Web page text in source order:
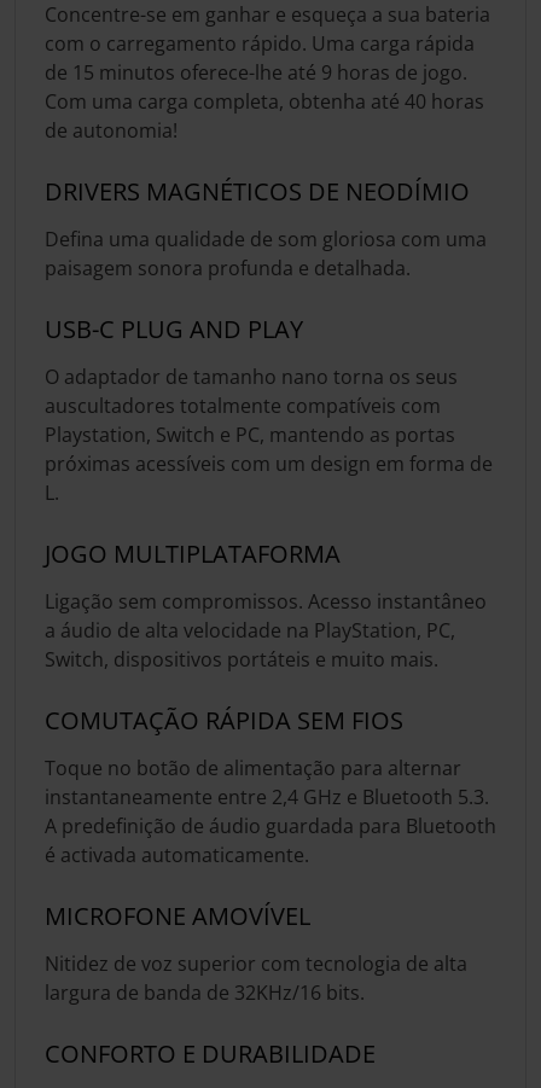
Concentre-se em ganhar e esqueça a sua bateria
com o carregamento rápido. Uma carga rápida
de 15 minutos oferece-lhe até 9 horas de jogo.
Com uma carga completa, obtenha até 40 horas
de autonomia!
DRIVERS MAGNÉTICOS DE NEODÍMIO
Defina uma qualidade de som gloriosa com uma
paisagem sonora profunda e detalhada.
USB-C PLUG AND PLAY
O adaptador de tamanho nano torna os seus
auscultadores totalmente compatíveis com
Playstation, Switch e PC, mantendo as portas
próximas acessíveis com um design em forma de
L.
JOGO MULTIPLATAFORMA
Ligação sem compromissos. Acesso instantâneo
a áudio de alta velocidade na PlayStation, PC,
Switch, dispositivos portáteis e muito mais.
COMUTAÇÃO RÁPIDA SEM FIOS
Toque no botão de alimentação para alternar
instantaneamente entre 2,4 GHz e Bluetooth 5.3.
A predefinição de áudio guardada para Bluetooth
é activada automaticamente.
MICROFONE AMOVÍVEL
Nitidez de voz superior com tecnologia de alta
largura de banda de 32KHz/16 bits.
CONFORTO E DURABILIDADE